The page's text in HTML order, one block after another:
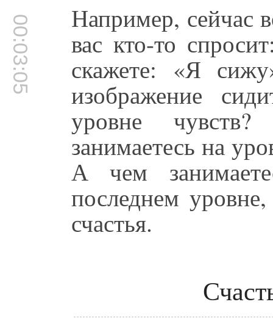
00:03:05 Например, сейчас
вас кто-то
скажете: «Я
изображение
уровне
занимаетесь на
А чем
последнем
счастья.